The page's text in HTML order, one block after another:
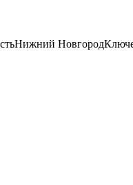
Нижний Новгород